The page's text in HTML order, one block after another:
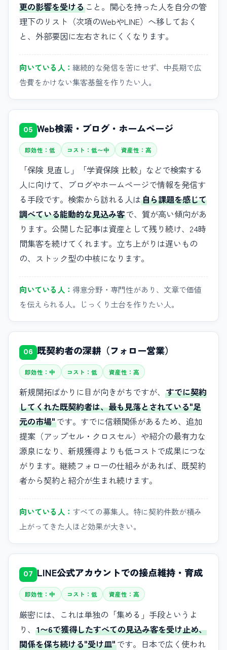
更の影響を受ける こと。関心を持った人を自分の管
理下のリスト（次項のWebやLINE）へ移しておく
と、外部要因に左右されにくくなります。
向いている人： 継続的な発信を苦にせず、中長期で広
告費をかけない集客基盤を作りたい人。
05 Web検索・ブログ・ホームページ
即効性：低 コスト：低〜中 資産性：高
「保険 見直し」「学資保険 比較」などで検索する
人に向けて、ブログやホームページで情報を発信す
る手段です。検索から訪れる人は自ら課題を感じて
調べている能動的な見込み客で、質が高い傾向があ
ります。公開した記事は資産として残り続け、24時
間集客を続けてくれます。立ち上がりは遅いもの
の、ストック型の中核になります。
向いている人： 得意分野・専門性があり、文章で価値
を伝えられる人。じっくり土台を作りたい人。
06 既契約者の深耕（フォロー営業）
即効性：中 コスト：低 資産性：高
新規開拓ばかりに目が向きがちですが、 すでに契約
してくれた既契約者は、最も見落とされている"足
元の市場"です。すでに信頼関係があるため、追加
提案（アップセル・クロスセル）や紹介の最有力な
源泉になり、新規獲得よりも低コストで成果につな
がります。継続フォローの仕組みがあれば、既契約
者から契約と紹介が生まれ続けます。
向いている人： すべての募集人。特に契約件数が積み
上がってきた人ほど効果が大きい。
07 LINE公式アカウントでの接点維持・育成
即効性：中 コスト：低 資産性：高
厳密には、これは単独の「集める」手段というよ
り、 1〜6で獲得したすべての見込み客を受け止め、
関係を保ち続ける"受け皿"です。日本で広く使われ